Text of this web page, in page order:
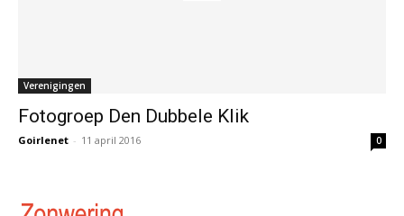
Verenigingen
Fotogroep Den Dubbele Klik
Goirlenet - 11 april 2016 0